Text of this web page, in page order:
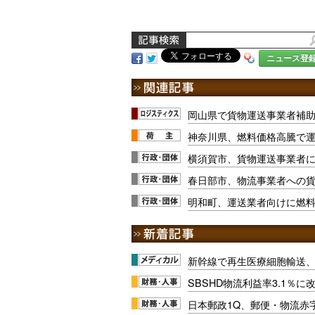
ニュース登
岡山県で貨物運送事業者補
神奈川県、燃料価格高騰で
横須賀市、貨物運送事業者
春日部市、物流事業者への
明和町、運送業者向けに燃
新幹線で再生医療細胞輸送
SBSHD物流利益率3.1％に
日本郵政1Q、郵便・物流赤